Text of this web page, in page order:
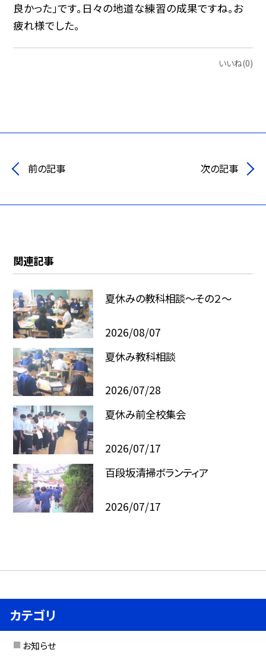
良かった」です。日々の地道な練習の成果ですね。お
疲れ様でした。
いいね(0)
前の記事 次の記事
関連記事
夏休みの教科相談～その２～
2026/08/07
夏休み教科相談
2026/07/28
夏休み前全校集会
2026/07/17
百段坂清掃ボランティア
2026/07/17
カテゴリ
お知らせ